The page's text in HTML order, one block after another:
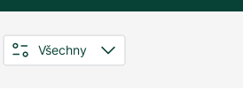
Všechny